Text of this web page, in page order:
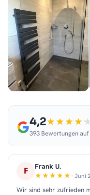
4,2
393 Bewertungen
F Frank U.
· Juni
Wir sind sehr zufrieden